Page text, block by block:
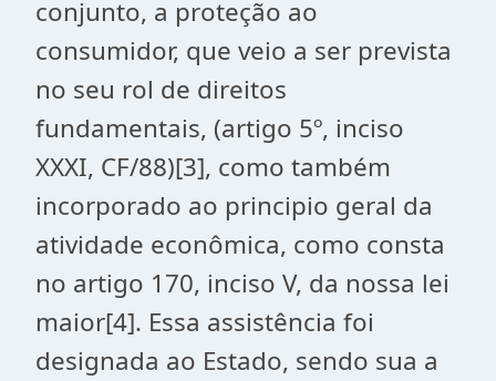
conjunto, a proteção ao
consumidor, que veio a ser prevista
no seu rol de direitos
fundamentais, (artigo 5º, inciso
XXXI, CF/88)[3], como também
incorporado ao principio geral da
atividade econômica, como consta
no artigo 170, inciso V, da nossa lei
maior[4]. Essa assistência foi
designada ao Estado, sendo sua a